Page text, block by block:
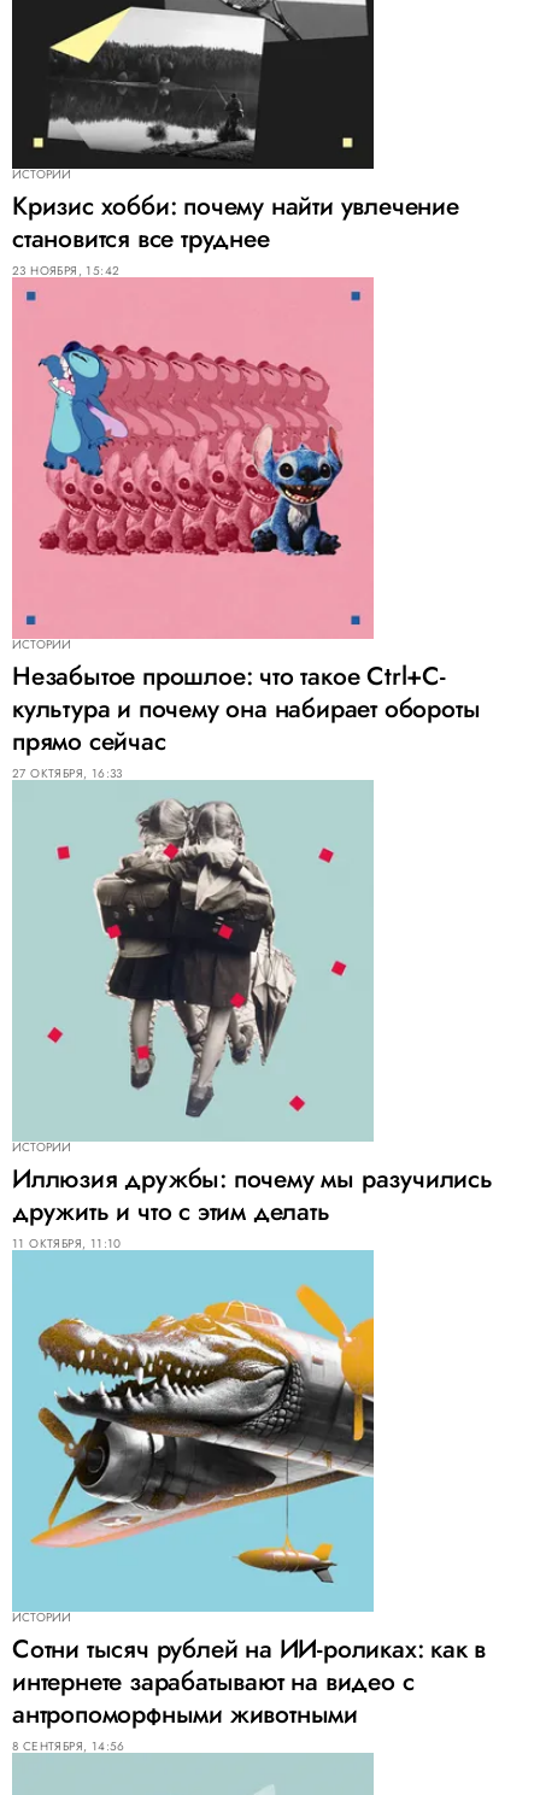
ИСТОРИИ
Кризис хобби: почему найти увлечение
становится все труднее
23 НОЯБРЯ, 15:42
ИСТОРИИ
Незабытое прошлое: что такое Ctrl+C-
культура и почему она набирает обороты
прямо сейчас
27 ОКТЯБРЯ, 16:33
ИСТОРИИ
Иллюзия дружбы: почему мы разучились
дружить и что с этим делать
11 ОКТЯБРЯ, 11:10
ИСТОРИИ
Сотни тысяч рублей на ИИ-роликах: как в
интернете зарабатывают на видео с
антропоморфными животными
8 СЕНТЯБРЯ, 14:56